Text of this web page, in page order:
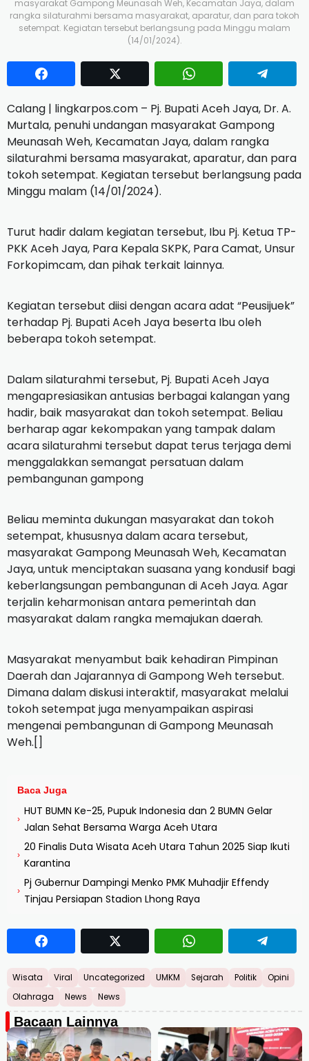
masyarakat Gampong Meunasah Weh, Kecamatan Jaya, dalam
rangka silaturahmi bersama masyarakat, aparatur, dan para tokoh
setempat. Kegiatan tersebut berlangsung pada Minggu malam
(14/01/2024).
Calang | lingkarpos.com – Pj. Bupati Aceh Jaya, Dr. A.
Murtala, penuhi undangan masyarakat Gampong
Meunasah Weh, Kecamatan Jaya, dalam rangka
silaturahmi bersama masyarakat, aparatur, dan para
tokoh setempat. Kegiatan tersebut berlangsung pada
Minggu malam (14/01/2024).
Turut hadir dalam kegiatan tersebut, Ibu Pj. Ketua TP-
PKK Aceh Jaya, Para Kepala SKPK, Para Camat, Unsur
Forkopimcam, dan pihak terkait lainnya.
Kegiatan tersebut diisi dengan acara adat “Peusijuek”
terhadap Pj. Bupati Aceh Jaya beserta Ibu oleh
beberapa tokoh setempat.
Dalam silaturahmi tersebut, Pj. Bupati Aceh Jaya
mengapresiasikan antusias berbagai kalangan yang
hadir, baik masyarakat dan tokoh setempat. Beliau
berharap agar kekompakan yang tampak dalam
acara silaturahmi tersebut dapat terus terjaga demi
menggalakkan semangat persatuan dalam
pembangunan gampong
Beliau meminta dukungan masyarakat dan tokoh
setempat, khususnya dalam acara tersebut,
masyarakat Gampong Meunasah Weh, Kecamatan
Jaya, untuk menciptakan suasana yang kondusif bagi
keberlangsungan pembangunan di Aceh Jaya. Agar
terjalin keharmonisan antara pemerintah dan
masyarakat dalam rangka memajukan daerah.
Masyarakat menyambut baik kehadiran Pimpinan
Daerah dan Jajarannya di Gampong Weh tersebut.
Dimana dalam diskusi interaktif, masyarakat melalui
tokoh setempat juga menyampaikan aspirasi
mengenai pembangunan di Gampong Meunasah
Weh.[]
Baca Juga
›
HUT BUMN Ke-25, Pupuk Indonesia dan 2 BUMN Gelar
Jalan Sehat Bersama Warga Aceh Utara
›
20 Finalis Duta Wisata Aceh Utara Tahun 2025 Siap Ikuti
Karantina
›
Pj Gubernur Dampingi Menko PMK Muhadjir Effendy
Tinjau Persiapan Stadion Lhong Raya
Wisata Viral Uncategorized UMKM Sejarah Politik
Opini
Olahraga
News News
Bacaan Lainnya